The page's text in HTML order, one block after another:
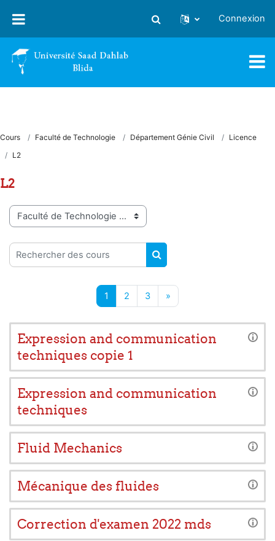
Activer/désactiver la saisie
Connexion
Cours Faculté de Technologie Département Génie Civil
Licence
L2
L2
Catégories de cours
Rechercher des cours
RECHERCHER DES
1 Page 1
2 Page 2
3Page 3
»
Expression and communication
techniques copie 1
Expression and communication
techniques
Fluid Mechanics
Mécanique des fluides
Correction d'examen 2022 mds